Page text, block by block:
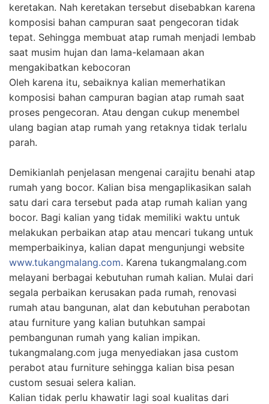
keretakan. Nah keretakan tersebut disebabkan karena
komposisi bahan campuran saat pengecoran tidak
tepat. Sehingga membuat atap rumah menjadi lembab
saat musim hujan dan lama-kelamaan akan
mengakibatkan kebocoran
Oleh karena itu, sebaiknya kalian memerhatikan
komposisi bahan campuran bagian atap rumah saat
proses pengecoran. Atau dengan cukup menembel
ulang bagian atap rumah yang retaknya tidak terlalu
parah.
Demikianlah penjelasan mengenai carajitu benahi atap
rumah yang bocor. Kalian bisa mengaplikasikan salah
satu dari cara tersebut pada atap rumah kalian yang
bocor. Bagi kalian yang tidak memiliki waktu untuk
melakukan perbaikan atap atau mencari tukang untuk
memperbaikinya, kalian dapat mengunjungi website
www.tukangmalang.com. Karena tukangmalang.com
melayani berbagai kebutuhan rumah kalian. Mulai dari
segala perbaikan kerusakan pada rumah, renovasi
rumah atau bangunan, alat dan kebutuhan perabotan
atau furniture yang kalian butuhkan sampai
pembangunan rumah yang kalian impikan.
tukangmalang.com juga menyediakan jasa custom
perabot atau furniture sehingga kalian bisa pesan
custom sesuai selera kalian.
Kalian tidak perlu khawatir lagi soal kualitas dari